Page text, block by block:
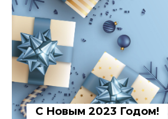
С Новым 2023 Годом!